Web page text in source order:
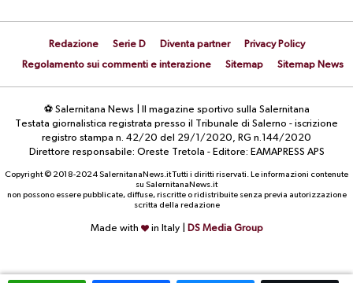
Redazione Serie D Diventa partner
Privacy Policy
Regolamento sui commenti e interazione
Sitemap Sitemap News
⚽ Salernitana News | Il magazine sportivo sulla Salernitana
Testata giornalistica registrata presso il Tribunale di Salerno - iscrizione
registro stampa n. 42/20 del 29/1/2020, RG n.144/2020
Direttore responsabile: Oreste Tretola - Editore: EAMAPRESS APS
Copyright © 2018-2024 SalernitanaNews.it Tutti i diritti riservati. Le informazioni contenute
su SalernitanaNews.it
non possono essere pubblicate, diffuse, riscritte o ridistribuite senza previa autorizzazione
scritta della redazione
Made with in Italy | DS Media Group